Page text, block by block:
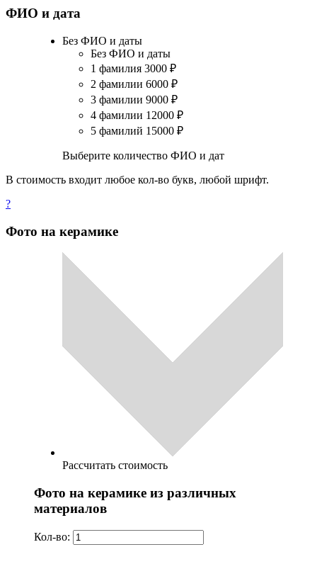
ФИО и дата
Без ФИО и даты
Без ФИО и даты
1 фамилия 3000 ₽
2 фамилии 6000 ₽
3 фамилии 9000 ₽
4 фамилии 12000 ₽
5 фамилий 15000 ₽
Выберите количество ФИО и дат
В стоимость входит любое кол-во букв, любой шрифт.
?
Фото на керамике
Рассчитать стоимость
Фото на керамике из различных
материалов
Кол-во: